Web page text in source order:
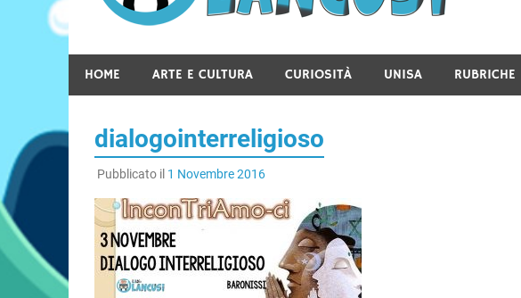
HOME ARTE E CULTURA CURIOSITÀ UNISA RUBRICHE
dialogointerreligioso
Pubblicato il 1 Novembre 2016